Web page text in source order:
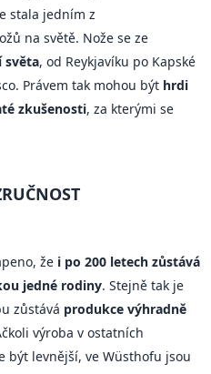
stala jedním z
na světě. Nože se ze
světa, od Reykjavíku po Kapské
Právem tak mohou být hrdi
zkušenosti, za kterými se
že i po 200 letech zůstává
jedné rodiny. Stejně tak je
zůstává produkce výhradně
výroba v ostatních
být levnější, ve Wüsthofu jsou